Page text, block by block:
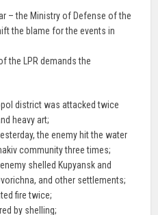
– the Ministry of Defense of the
the blame for the events in
the LPR demands the
district was attacked twice
heavy art;
the enemy hit the water
community three times;
shelled Kupyansk and
and other settlements;
fire twice;
by shelling;